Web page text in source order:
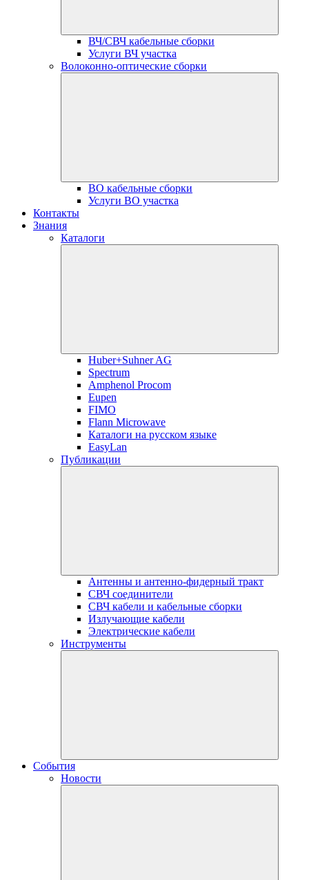
ВЧ/СВЧ кабельные сборки
Услуги ВЧ участка
Волоконно-оптические сборки
ВО кабельные сборки
Услуги ВО участка
Контакты
Знания
Каталоги
Huber+Suhner AG
Spectrum
Amphenol Procom
Eupen
FIMO
Flann Microwave
Каталоги на русском языке
EasyLan
Публикации
Антенны и антенно-фидерный тракт
СВЧ соединители
СВЧ кабели и кабельные сборки
Излучающие кабели
Электрические кабели
Инструменты
События
Новости